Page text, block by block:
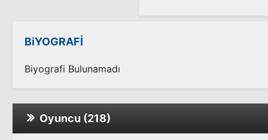
BiYOGRAFİ
Biyografi Bulunamadı
Oyuncu (218)